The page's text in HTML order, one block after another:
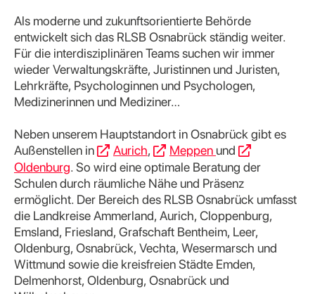
Als moderne und zukunftsorientierte Behörde
entwickelt sich das RLSB Osnabrück ständig weiter.
Für die interdisziplinären Teams suchen wir immer
wieder Verwaltungskräfte, Juristinnen und Juristen,
Lehrkräfte, Psychologinnen und Psychologen,
Medizinerinnen und Mediziner…
Neben unserem Hauptstandort in Osnabrück gibt es
Außenstellen in
Aurich, Meppen und
Oldenburg. So wird eine optimale Beratung der
Schulen durch räumliche Nähe und Präsenz
ermöglicht. Der Bereich des RLSB Osnabrück umfasst
die Landkreise Ammerland, Aurich, Cloppenburg,
Emsland, Friesland, Grafschaft Bentheim, Leer,
Oldenburg, Osnabrück, Vechta, Wesermarsch und
Wittmund sowie die kreisfreien Städte Emden,
Delmenhorst, Oldenburg, Osnabrück und